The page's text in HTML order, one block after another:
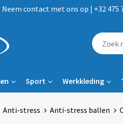
contact met ons op | +32 475
Sport Werkkleding
Anti-stress Anti-stress ballen